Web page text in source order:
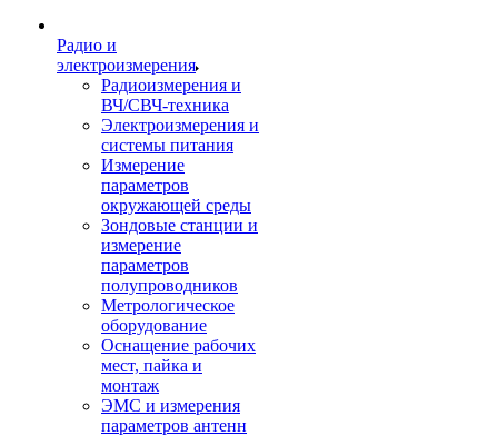
Радио и
электроизмерения
Радиоизмерения и
ВЧ/СВЧ-техника
Электроизмерения и
системы питания
Измерение
параметров
окружающей среды
Зондовые станции и
измерение
параметров
полупроводников
Метрологическое
оборудование
Оснащение рабочих
мест, пайка и
монтаж
ЭМС и измерения
параметров антенн